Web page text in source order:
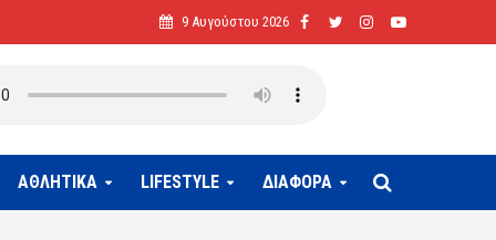
9 Αυγούστου 2026
ΑΘΛΗΤΙΚΑ LIFESTYLE ΔΙΑΦΟΡΑ